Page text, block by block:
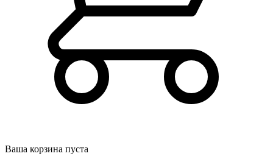
Ваша корзина пуста